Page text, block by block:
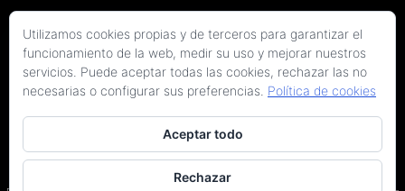
Copyright 2026 Kaitek Servicios Tecnicos para la Construcción S.L.P. | Todos los
derechos reservados
Utilizamos cookies propias y de terceros para garantizar el
funcionamiento de la web, medir su uso y mejorar nuestros
servicios. Puede aceptar todas las cookies, rechazar las no
necesarias o configurar sus preferencias. Política de cookies
Aceptar todo
Rechazar